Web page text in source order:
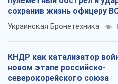
сохранив жизнь офицеру
Украинская Бронетехника
КНДР как катализатор
новом этапе российско-
северокорейского союза